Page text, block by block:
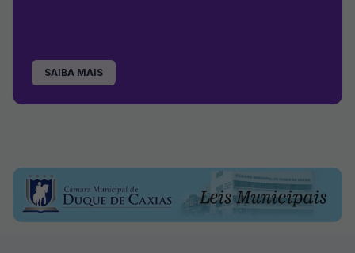
SAIBA MAIS